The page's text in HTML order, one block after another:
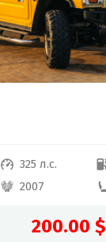
325 л.с.
2007
200.00 $